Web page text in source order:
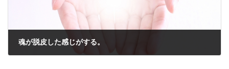
魂が脱皮した感じがする。